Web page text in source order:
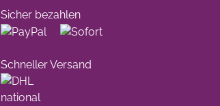
Sicher bezahlen
Schneller Versand